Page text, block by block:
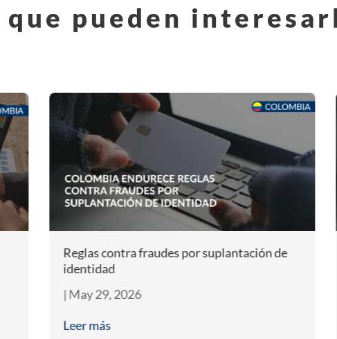
que pueden
Reglas contra fraudes por suplantación de
identidad
| May 29, 2026
Leer más